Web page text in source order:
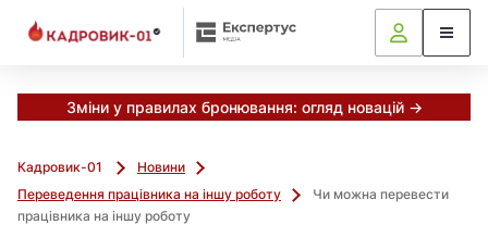
Зміни у правилах бронювання: огляд новацій →
Кадровик-01
Новини
Переведення працівника на іншу роботу
Чи можна перевести
працівника на іншу роботу